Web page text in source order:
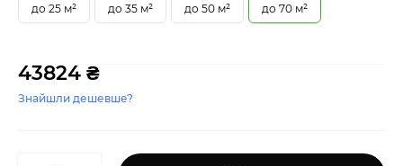
до 25 м² до 35 м² до 50 м² до 70 м²
43824 ₴
Знайшли дешевше?